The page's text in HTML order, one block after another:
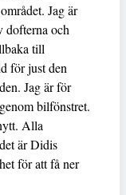
Jag är
dofterna och
till
för just den
Jag är för
bilfönstret.
Alla
är Didis
för att få ner